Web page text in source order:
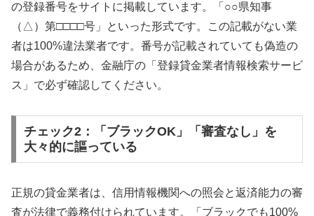
の登録番号をサイトに掲載しています。「○○県知事
（△）第□□□□号」といった形式です。この記載がない業
者は100%違法業者です。番号が記載されていても偽造の
場合があるため、金融庁の「登録貸金業者情報検索サービ
ス」で必ず確認してください。
チェック2：「ブラックOK」「審査なし」を
大々的に謳っている
正規の貸金業者は、信用情報機関への照会と返済能力の審
査が法律で義務付けられています。「ブラックでも100%